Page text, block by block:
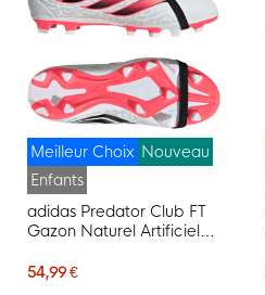
Meilleur Choix Nouveau
Enfants
adidas Predator Club FT
Gazon Naturel Artificiel
Enfants Blanc Noir Rose
54,99 €